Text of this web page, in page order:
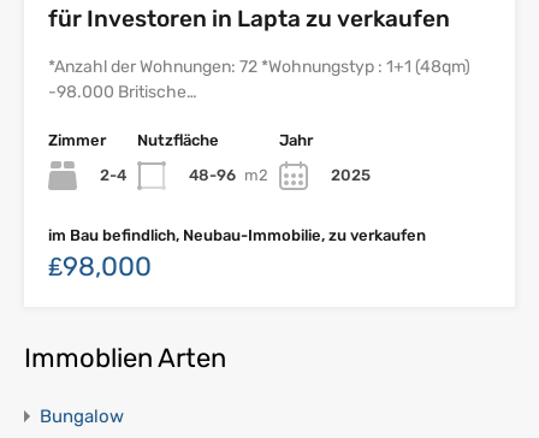
für Investoren in Lapta zu verkaufen
*Anzahl der Wohnungen: 72 *Wohnungstyp : 1+1 (48qm)
-98.000 Britische…
Zimmer
2-4
Nutzfläche
48-96 m2
Jahr
2025
im Bau befindlich, Neubau-Immobilie, zu verkaufen
₤98,000
Immoblien Arten
Bungalow